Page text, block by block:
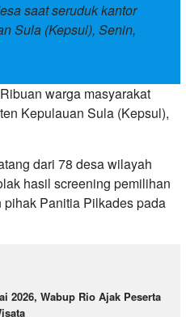
saat seruduk kantor
Sula (Kepsul), Senin,
warga masyarakat
Kepulauan Sula (Kepsul),
dari 78 desa wilayah
hasil screening pemilihan
Panitia Pilkades pada
2026, Wabup Rio Ajak Peserta